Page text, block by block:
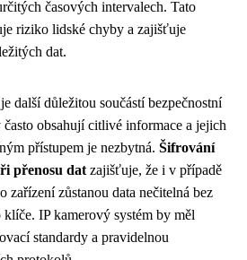
časových intervalech. Tato
riziko lidské chyby a zajišťuje
dat.
další důležitou součástí bezpečnostní
často obsahují citlivé informace a jejich
přístupem je nezbytná. Šifrování
přenosu dat zajišťuje, že i v případě
zařízení zůstanou data nečitelná bez
IP kamerový systém by měl
standardy a pravidelnou